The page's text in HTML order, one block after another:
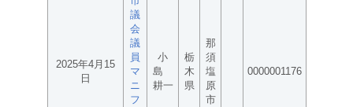
2025年4月15
日
議
会
議
員
マ
ニ
フ
小
島
耕一
栃
木
県
那
須
塩
原
市
0000001176